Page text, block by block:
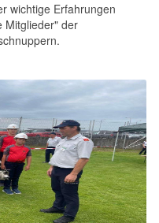
wichtige Erfahrungen
Mitglieder" der